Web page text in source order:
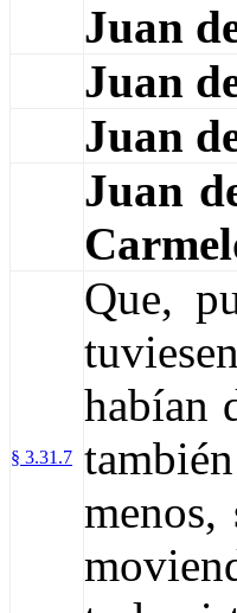
Juan
Juan
Juan
Juan
§ 3.31.7
Que,
habían